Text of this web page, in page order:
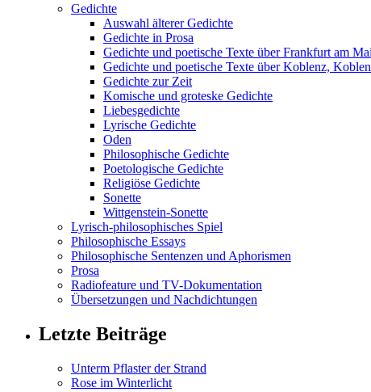
Gedichte
Auswahl älterer Gedichte
Gedichte in Prosa
Gedichte und poetische Texte über Frankfurt am
Gedichte und poetische Texte über Koblenz,
Gedichte zur Zeit
Komische und groteske Gedichte
Liebesgedichte
Lyrische Gedichte
Oden
Philosophische Gedichte
Poetologische Gedichte
Religiöse Gedichte
Sonette
Wittgenstein-Sonette
Lyrisch-philosophisches Spiel
Philosophische Essays
Philosophische Sentenzen und Aphorismen
Prosa
Radiofeature und TV-Dokumentation
Übersetzungen und Nachdichtungen
Letzte Beiträge
Unterm Pflaster der Strand
Rose im Winterlicht